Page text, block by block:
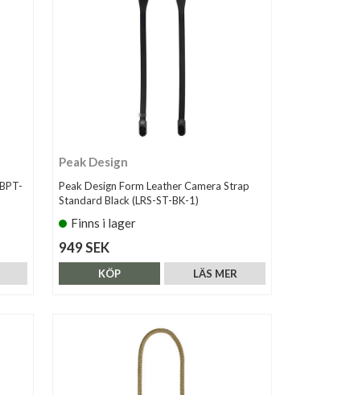
Peak Design
Peak Design Form Leather Camera Strap
Standard Black (LRS-ST-BK-1)
Finns i lager
949 SEK
LÄS MER
KÖP